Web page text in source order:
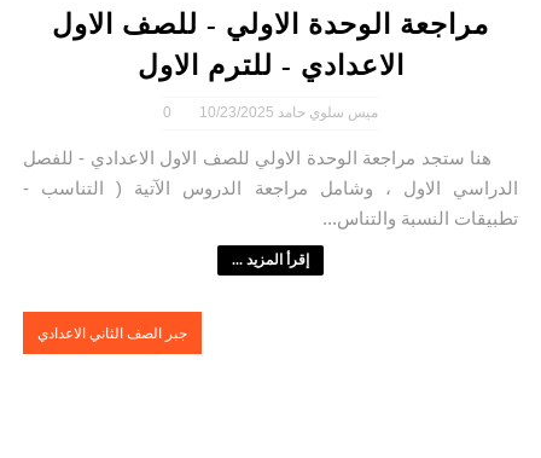
مراجعة الوحدة الاولي - للصف الاول
الاعدادي - للترم الاول
ميس سلوي حامد 10/23/2025
0
هنا ستجد مراجعة الوحدة الاولي للصف الاول الاعدادي - للفصل
الدراسي الاول ، وشامل مراجعة الدروس الآتية ( التناسب -
تطبيقات النسبة والتناس...
إقرأ المزيد ...
جبر الصف الثاني الاعدادي